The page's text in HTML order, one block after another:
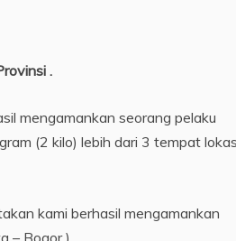
.
mengamankan seorang pelaku
(2 kilo) lebih dari 3 tempat
kami berhasil mengamankan
– Bogor )